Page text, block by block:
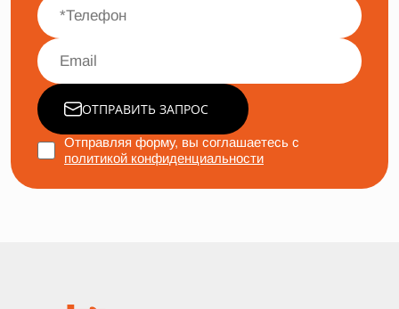
ОТПРАВИТЬ ЗАПРОС
Отправляя форму, вы соглашаетесь с
политикой конфиденциальности